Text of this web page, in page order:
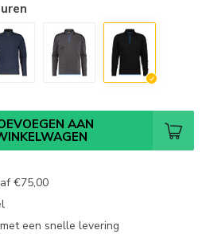
AAN
€75,00
een snelle levering